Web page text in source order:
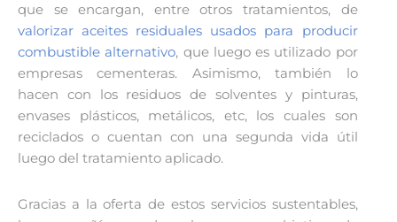
que se encargan, entre otros tratamientos, de
valorizar aceites residuales usados para producir
combustible alternativo, que luego es utilizado por
empresas cementeras. Asimismo, también lo
hacen con los residuos de solventes y pinturas,
envases plásticos, metálicos, etc, los cuales son
reciclados o cuentan con una segunda vida útil
luego del tratamiento aplicado.
Gracias a la oferta de estos servicios sustentables,